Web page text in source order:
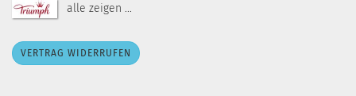
alle zeigen ...
VERTRAG WIDERRUFEN